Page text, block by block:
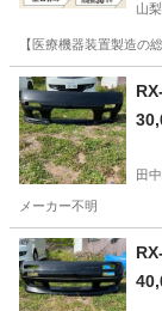
山
【医療機器装置製造
山梨 その他
田
メーカー不明
長野 上田市